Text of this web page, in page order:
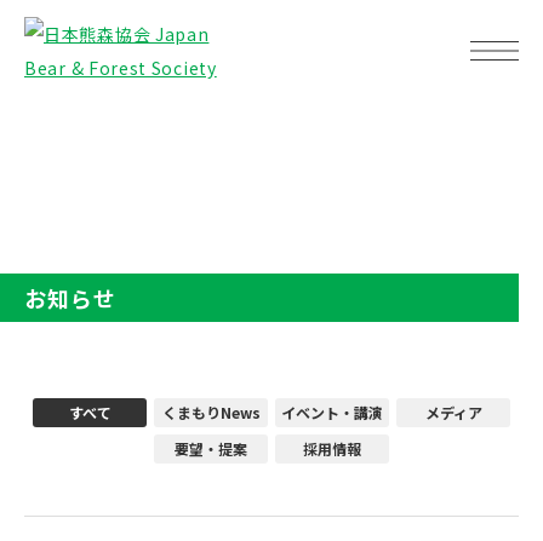
お知らせ
すべて くまもりNews イベント・講演
メディア
要望・提案
採用情報